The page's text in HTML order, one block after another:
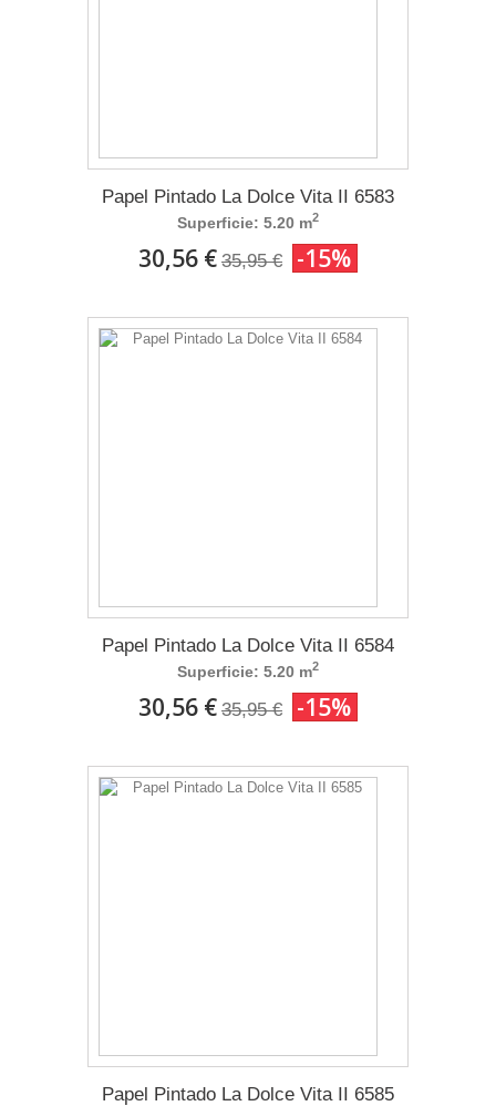
Papel Pintado La Dolce Vita II 6583
Superficie: 5.20 m2
30,56 € 35,95 € -15%
Papel Pintado La Dolce Vita II 6584
Superficie: 5.20 m2
30,56 € 35,95 € -15%
Papel Pintado La Dolce Vita II 6585